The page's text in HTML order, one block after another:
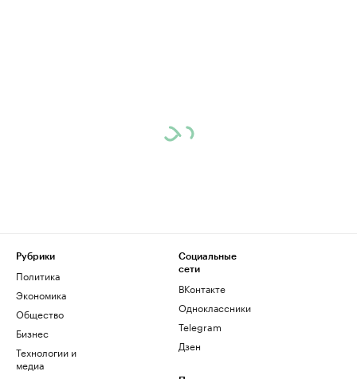
Рубрики
Политика
Экономика
Общество
Бизнес
Технологии и
медиа
Социальные
сети
ВКонтакте
Одноклассники
Telegram
Дзен